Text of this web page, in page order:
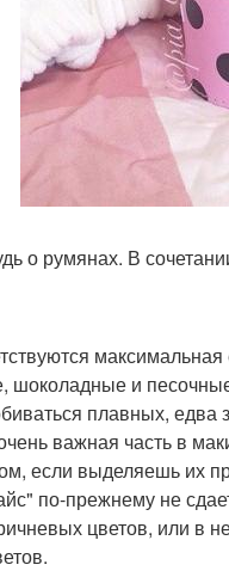
о румянах. В
шоколадные и
плавных,
важная часть в
если выделяешь их
по-прежнему не
цветов, или в